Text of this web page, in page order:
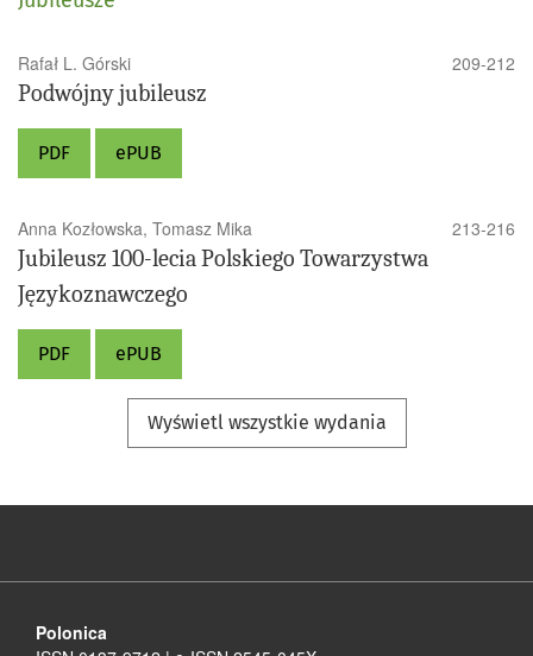
Rafał L. Górski 209-212
Podwójny jubileusz
PDF ePUB
Anna Kozłowska, Tomasz Mika 213-216
Jubileusz 100-lecia Polskiego Towarzystwa
Językoznawczego
PDF ePUB
Wyświetl wszystkie wydania
Polonica